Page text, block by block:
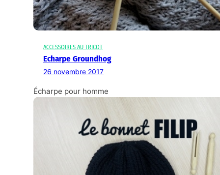
ACCESSOIRES AU TRICOT
Echarpe Groundhog
26 novembre 2017
Écharpe pour homme